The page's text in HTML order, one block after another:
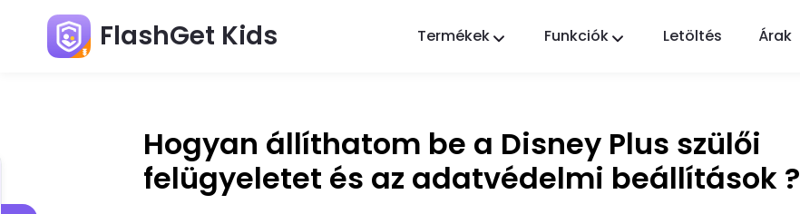
FlashGet Kids Termékek
FlashGet Finder
Telefonja lopás elleni védelme, a mi
felelősségünk.
Funkciók Letöltés Árak
Hogyan állíthatom be a Disney Plus szülői
felügyeletet és az adatvédelmi beállítások ?